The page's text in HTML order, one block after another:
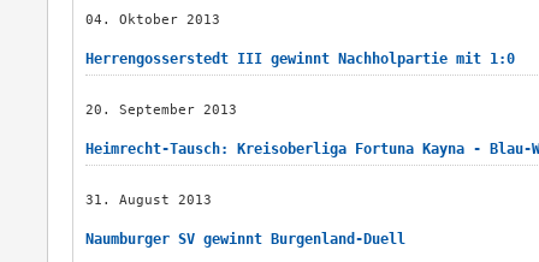
04. Oktober 2013
Herrengosserstedt III gewinnt Nachholpartie mit 1:0
20. September 2013
Heimrecht-Tausch: Kreisoberliga Fortuna Kayna - Blau-
31. August 2013
Naumburger SV gewinnt Burgenland-Duell